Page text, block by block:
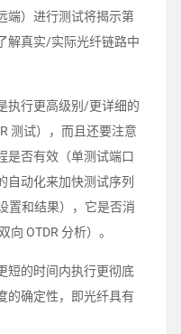
端）进行测试将揭示第
解真实/实际光纤链路中
执行更高级别/更详细的
测试），而且还要注意
是否有效（单测试端口
自动化来加快测试序列
置和结果），它是否消
OTDR 分析）。
短的时间内执行更彻底
的确定性，即光纤具有